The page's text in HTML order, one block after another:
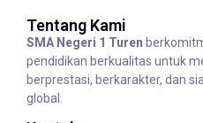
Tentang Kami
SMA Negeri 1 Turen
pendidikan berkualitas untuk
berprestasi, berkarakter, dan
global.